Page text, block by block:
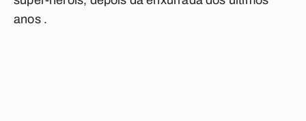
anos .